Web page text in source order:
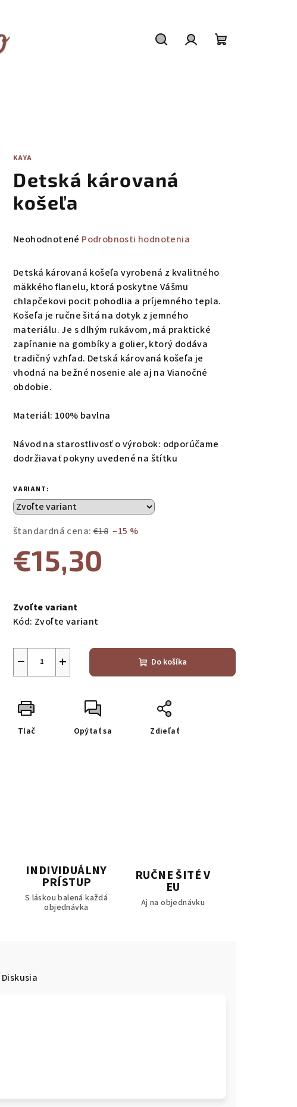
KAYA
Detská károvaná
košeľa
Priemerné
produktu
0,0
z
hviezdičiek.
Neohodnotené Podrobnosti hodnotenia
Detská károvaná košeľa vyrobená z kvalitného
mäkkého flanelu, ktorá poskytne Vášmu
chlapčekovi pocit pohodlia a príjemného tepla.
Košeľa je ručne šitá na dotyk z jemného
materiálu. Je s dlhým rukávom, má praktické
zapínanie na gombíky a golier, ktorý dodáva
tradičný vzhľad. Detská károvaná košeľa je
vhodná na bežné nosenie ale aj na Vianočné
obdobie.
Materiál: 100% bavlna
Návod na starostlivosť o výrobok: odporúčame
dodržiavať pokyny uvedené na štítku
VARIANT:
štandardná cena: €18 –15 %
€15,30
cena:
Zvoľte variant
Kód: Zvoľte variant
+
− Do košíka
Tlač Opýtať sa Zdieľať
INDIVIDUÁLNY
PRÍSTUP
S láskou balená každá
objednávka
RUČNE ŠITÉ V
EU
Aj na objednávku
Diskusia